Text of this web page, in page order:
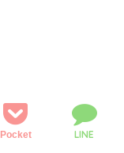
Pocket LINE